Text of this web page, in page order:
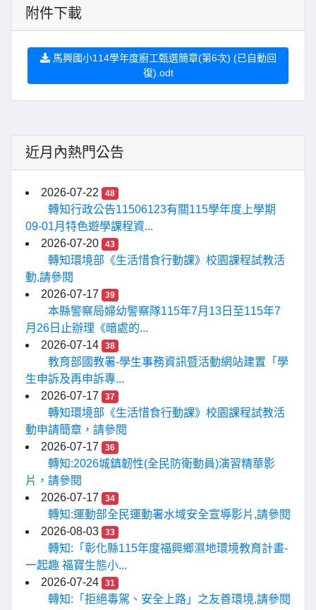
附件下載
馬興國小114學年度廚工甄選簡章(第6次) (已自動回
復).odt
近月內熱門公告
2026-07-22 48
轉知行政公告11506123有關115學年度上學期
09-01月特色遊學課程資...
2026-07-20
43
轉知環境部《生活惜食行動課》校園課程試教活
動,請參閱
2026-07-17
39
本縣警察局婦幼警察隊115年7月13日至115年7
月26日止辦理《暗處的...
2026-07-14
38
教育部國教署-學生事務資訊暨活動網站建置「學
生申訴及再申訴專...
2026-07-17
37
轉知環境部《生活惜食行動課》校園課程試教活
動申請簡章，請參閱
2026-07-17
36
轉知:2026城鎮韌性(全民防衛動員)演習精華影
片，請參閱
2026-07-17
34
轉知:運動部全民運動署水域安全宣導影片,請參閱
2026-08-03
33
轉知:「彰化縣115年度福興鄉濕地環境教育計畫-
一起趣 福寶生態小...
2026-07-24
31
轉知:「拒絕毒駕、安全上路」之友善環境,請參閱